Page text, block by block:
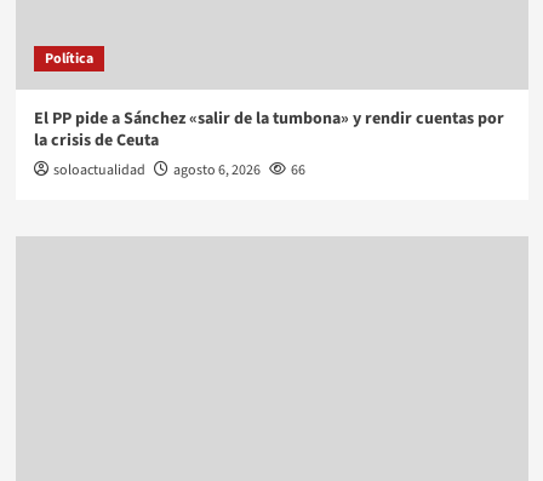
Política
El PP pide a Sánchez «salir de la tumbona» y rendir cuentas por
la crisis de Ceuta
soloactualidad agosto 6, 2026 66